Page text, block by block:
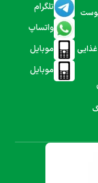
تلگرام
واتساپ
موبایل
موبایل